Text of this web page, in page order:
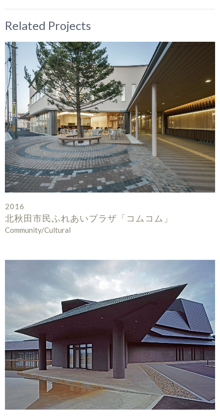
Related Projects
2016
北秋田市民ふれあいプラザ「コムコム」
Community/Cultural